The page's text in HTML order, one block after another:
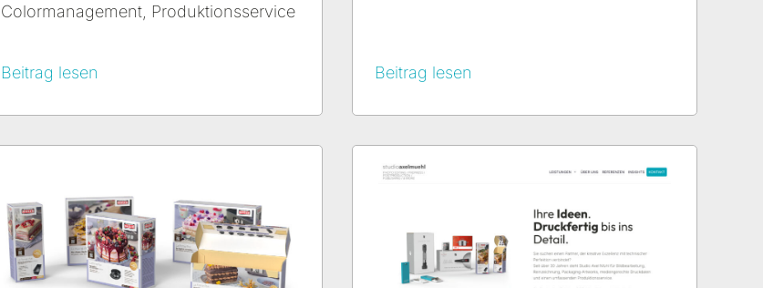
Colormanagement, Produktionsservice
Beitrag lesen Beitrag lesen